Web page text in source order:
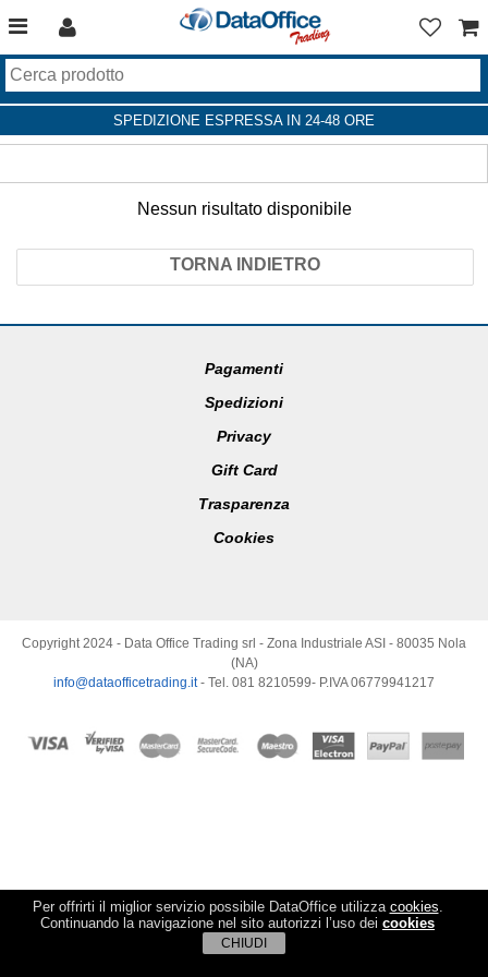
Per offrirti il miglior servizio possibile DataOffice utilizza cookies.
Continuando la navigazione nel sito autorizzi l’uso dei cookies
CHIUDI
SPEDIZIONE ESPRESSA IN 24-48 ORE
Nessun risultato disponibile
TORNA INDIETRO
Pagamenti
Spedizioni
Privacy
Gift Card
Trasparenza
Cookies
Copyright 2024 - Data Office Trading srl - Zona Industriale ASI - 80035 Nola
(NA)
info@dataofficetrading.it- Tel. 081 8210599- P.IVA 06779941217